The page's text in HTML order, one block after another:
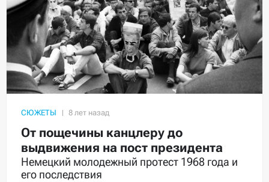
СЮЖЕТЫ
От пощечины канцлеру до
выдвижения на пост президента
Немецкий молодежный протест 1968 года и
его последствия